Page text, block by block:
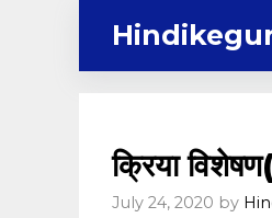
क्रिया
July 24, 2020 by